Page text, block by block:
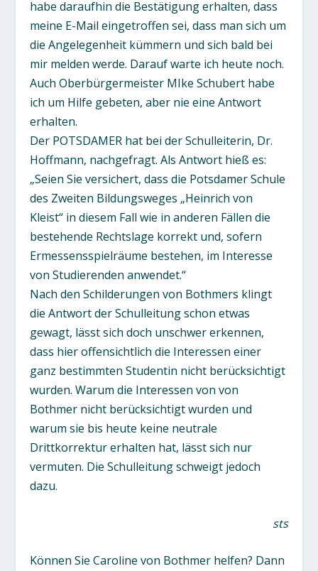
habe daraufhin die Bestätigung erhalten, dass
meine E-Mail eingetroffen sei, dass man sich um
die Angelegenheit kümmern und sich bald bei
mir melden werde. Darauf warte ich heute noch.
Auch Oberbürgermeister MIke Schubert habe
ich um Hilfe gebeten, aber nie eine Antwort
erhalten.
Der POTSDAMER hat bei der Schulleiterin, Dr.
Hoffmann, nachgefragt. Als Antwort hieß es:
„Seien Sie versichert, dass die Potsdamer Schule
des Zweiten Bildungsweges „Heinrich von
Kleist“ in diesem Fall wie in anderen Fällen die
bestehende Rechtslage korrekt und, sofern
Ermessensspielräume bestehen, im Interesse
von Studierenden anwendet.“
Nach den Schilderungen von Bothmers klingt
die Antwort der Schulleitung schon etwas
gewagt, lässt sich doch unschwer erkennen,
dass hier offensichtlich die Interessen einer
ganz bestimmten Studentin nicht berücksichtigt
wurden. Warum die Interessen von von
Bothmer nicht berücksichtigt wurden und
warum sie bis heute keine neutrale
Drittkorrektur erhalten hat, lässt sich nur
vermuten. Die Schulleitung schweigt jedoch
dazu.
sts
Können Sie Caroline von Bothmer helfen? Dann